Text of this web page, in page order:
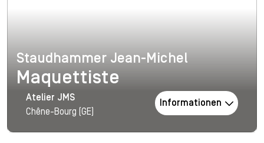
Staudhammer Jean-Michel
Staudhammer Jean-Michel
Maquettiste
Atelier JMS
Chêne-Bourg (GE)
Informationen